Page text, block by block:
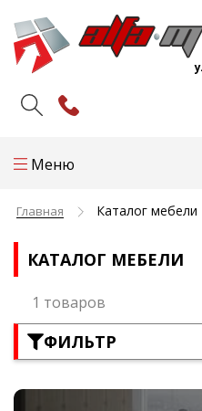
Меню
Главная Каталог мебели
КАТАЛОГ МЕБЕЛИ
1 товаров
ФИЛЬТР